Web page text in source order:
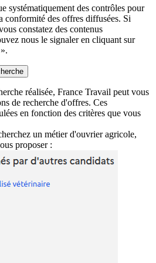
systématiquement des contrôles pour
conformité des offres diffusées. Si
constatez des contenus
nous le signaler en cliquant sur
réalisée, France Travail peut vous
de recherche d'offres. Ces
en fonction des critères que vous
un métier d'ouvrier agricole,
proposer :